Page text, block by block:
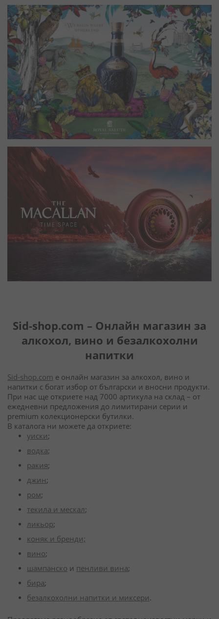
Sid-shop.com – Онлайн магазин за
алкохол, вино и безалкохолни
напитки
Sid-shop.com е онлайн магазин за алкохол, вино и
напитки с богат избор от български и вносни продукти.
При нас ще откриете над 7000 артикула на склад – от
ежедневни предложения до лимитирани серии и
premium колекционерски бутилки.
В каталога ни можете да откриете:
уиски;
водка;
ракия;
джин;
ром;
текила и мескал;
ликьор;
коняк и бренди;
вино;
шампанско и пенливи вина;
бира;
безалкохолни напитки и миксери.